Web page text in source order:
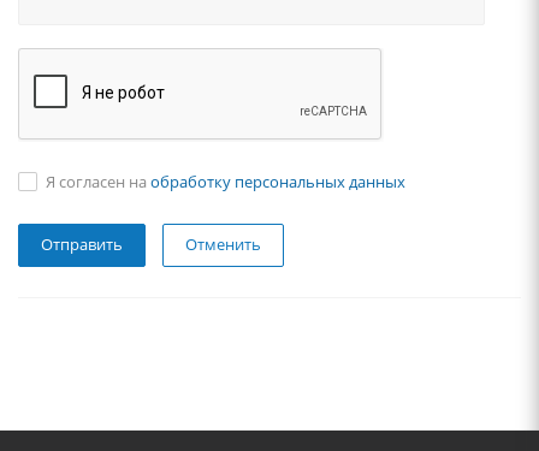
Я согласен на обработку персональных данных
Отменить